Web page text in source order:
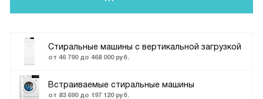
Стиральные машины с вертикальной загрузкой
от 46 790 до 468 000 руб.
Встраиваемые стиральные машины
от 83 690 до 197 120 руб.